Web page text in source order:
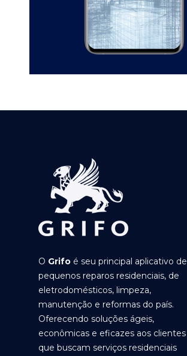
O Grifo é seu principal aplicativo de
pequenos reparos residenciais, de
eletrodomésticos, limpeza,
manutenção e reformas do país.
Oferecendo soluções ágeis,
econômicas e eficazes aos clientes
que buscam serviços residenciais